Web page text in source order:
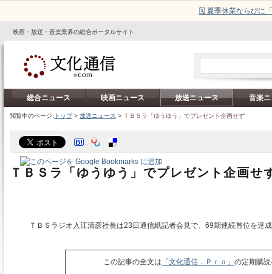
🗓️ 夏季休業ならびに
映画・放送・音楽業界の総合ポータルサイト
総合ニュース 映画ニュース 放送ニュース 音楽
閲覧中のページ: トップ> 放送ニュース > ＴＢＳラ「ゆうゆう」でプレゼント企画せず
ＴＢＳラ「ゆうゆう」でプレゼント企画せ
ＴＢＳラジオ入江清彦社長は23日通信紙記者会見で、69期連続首位を
この記事の全文は 「文化通信．Ｐｒｏ」の定期購